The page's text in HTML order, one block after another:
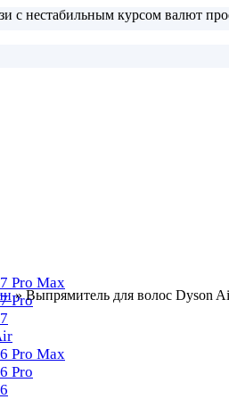
с нестабильным курсом валют
Pro Max
Pro
Pro Max
Pro
»Выпрямитель для волос Dyson